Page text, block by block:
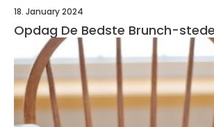
18. January 2024
Opdag De Bedste Brunch-